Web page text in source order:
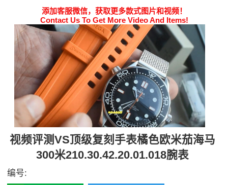
添加客服微信，获取更多款式图片和视频！
Contact Us To Get More Video And Items!
视频评测VS顶级复刻手表橘色欧米茄海马
300米210.30.42.20.01.018腕表
编号: